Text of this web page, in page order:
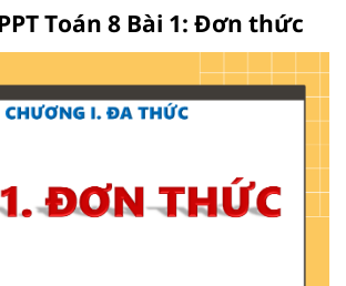
Toán 8 Bài 1: Đơn thức